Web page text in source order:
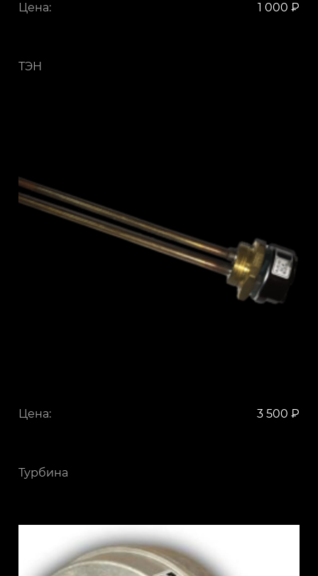
Цена: 1 000 ₽
ТЭН
Цена: 3 500 ₽
Турбина